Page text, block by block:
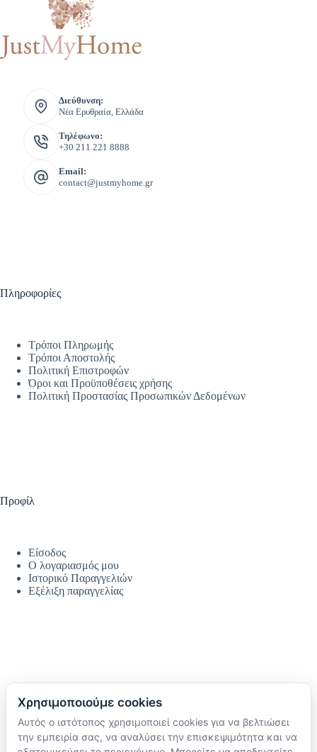
Διεύθυνση:
Νέα Ερυθραία, Ελλάδα
Τηλέφωνο:
+30 211 221 8888
Email:
contact@justmyhome.gr
Πληροφορίες
Τρόποι Πληρωμής
Τρόποι Αποστολής
Πολιτική Επιστροφών
Όροι και Προϋποθέσεις χρήσης
Πολιτική Προστασίας Προσωπικών Δεδομένων
Προφίλ
Είσοδος
Ο λογαριασμός μου
Ιστορικό Παραγγελιών
Εξέλιξη παραγγελίας
Ακολουθήστε μας
TikTok
Χρησιμοποιούμε cookies
Αυτός ο ιστότοπος χρησιμοποιεί cookies για να βελτιώσει
την εμπειρία σας, να αναλύσει την επισκεψιμότητα και να